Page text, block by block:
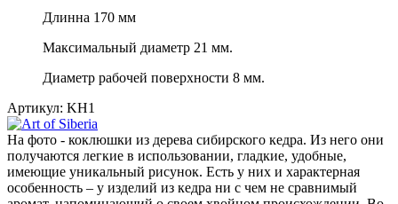
Длинна 170 мм
Максимальный диаметр 21 мм.
Диаметр рабочей поверхности 8 мм.
Артикул: KH1
На фото - коклюшки из дерева сибирского кедра. Из него они
получаются легкие в использовании, гладкие, удобные,
имеющие уникальный рисунок. Есть у них и характерная
особенность – у изделий из кедра ни с чем не сравнимый